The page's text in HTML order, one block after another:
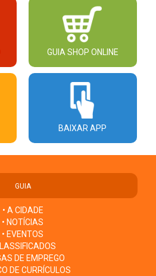
GUIA SHOP ONLINE
BAIXAR APP
GUIA
• A CIDADE
• NOTÍCIAS
• EVENTOS
DE EMPREGO
DE CURRÍCULOS